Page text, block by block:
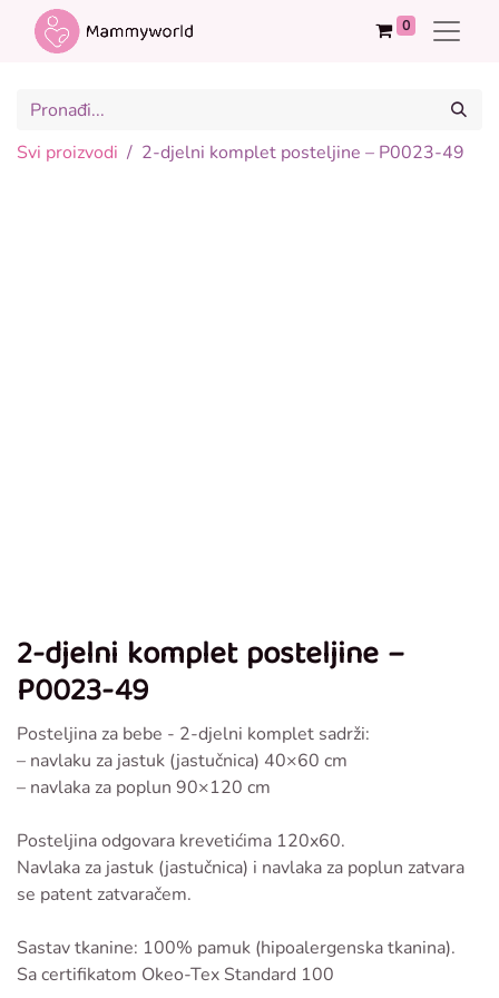
0
Svi proizvodi 2-djelni komplet posteljine – P0023-49
2-djelni komplet posteljine –
P0023-49
Posteljina za bebe - 2-djelni komplet sadrži:
– navlaku za jastuk (jastučnica) 40×60 cm
– navlaka za poplun 90×120 cm
Posteljina odgovara krevetićima 120x60.
Navlaka za jastuk (jastučnica) i navlaka za poplun zatvara
se patent zatvaračem.
Sastav tkanine: 100% pamuk (hipoalergenska tkanina).
Sa certifikatom Okeo-Tex Standard 100